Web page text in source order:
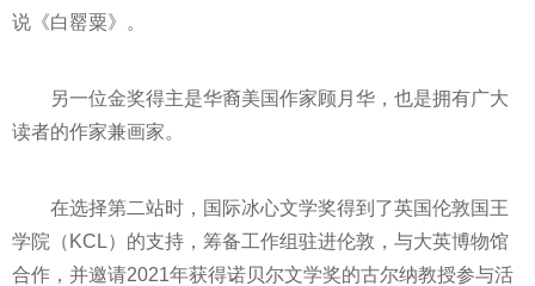
说《白罂粟》。
另一位金奖得主是华裔美国作家顾月华，也是拥有广大
读者的作家兼画家。
在选择第二站时，国际冰心文学奖得到了英国伦敦国王
学院（KCL）的支持，筹备工作组驻进伦敦，与大英博物馆
合作，并邀请2021年获得诺贝尔文学奖的古尔纳教授参与活